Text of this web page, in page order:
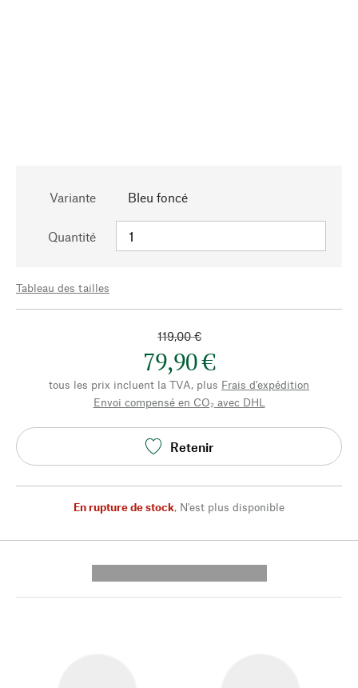
Variante Bleu foncé
Quantité
Tableau des tailles
119,00 €
79,90 €
tous les prix incluent la TVA, plus Frais d'expédition
Envoi compensé en CO₂ avec DHL
Retenir
En rupture de stock, N'est plus disponible